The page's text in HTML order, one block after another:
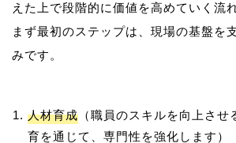
えた上で段階的に価値を高めていく流
まず最初のステップは、現場の基盤を
人材育成 （職員のスキルを向上させ
育を通じて、専門性を強化します）